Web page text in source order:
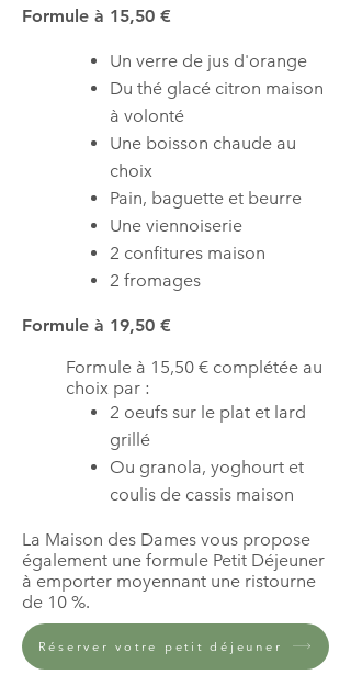
Formule à 15,50 €
Un verre de jus d'orange
Du thé glacé citron maison
à volonté
Une boisson chaude au
choix
Pain, baguette et beurre
Une viennoiserie
2 confitures maison
2 fromages
Formule à 19,50 €
Formule à 15,50 € complétée au
choix par :
2 oeufs sur le plat et lard
grillé
Ou granola, yoghourt et
coulis de cassis maison
La Maison des Dames vous propose
également une formule Petit Déjeuner
à emporter moyennant une ristourne
de 10 %.
Réserver votre petit déjeuner